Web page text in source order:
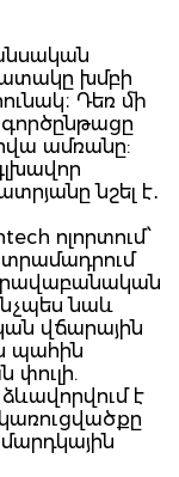
խմբի
Դեռ մի
ամռանը:
նշել է․
ոլորտում՝
տրամադրում
նաև
վճարային
պահին
փուլի.
է